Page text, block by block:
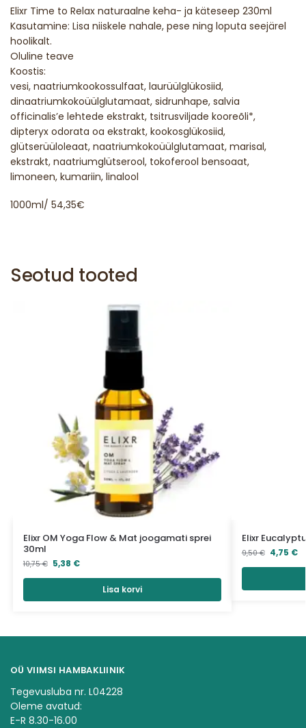
Elixr Time to Relax naturaalne keha- ja käteseep 230ml
Kasutamine: Lisa niiskele nahale, pese ning loputa seejärel
hoolikalt.
Oluline teave
Koostis:
vesi, naatriumkookossulfaat, laurüülglükosiid,
dinaatriumkokoüülglutamaat, sidrunhape, salvia
officinalis’e lehtede ekstrakt, tsitrusviljade kooreõli*,
dipteryx odorata oa ekstrakt, kookosglükosiid,
glütserüüloleaat, naatriumkokoüülglutamaat, marisal,
ekstrakt, naatriumglütserool, tokoferool bensoaat,
limoneen, kumariin, linalool
1000ml/ 54,35€
Seotud tooted
Elixr OM Yoga Flow & Mat joogamati sprei
30ml
10,75€ 5,38 €
Lisa korvi
Elixr
9,50€ 4,75 €
OÜ VIIMSI HAMBAKLIINIK
Tegevusluba nr. L04228
Oleme avatud:
E-R 8.30-16.00